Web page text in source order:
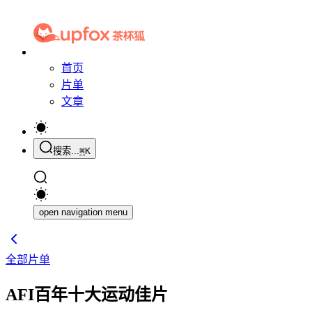
首页
片单
文章
搜索...⌘K
open navigation menu
全部片单
AFI百年十大运动佳片